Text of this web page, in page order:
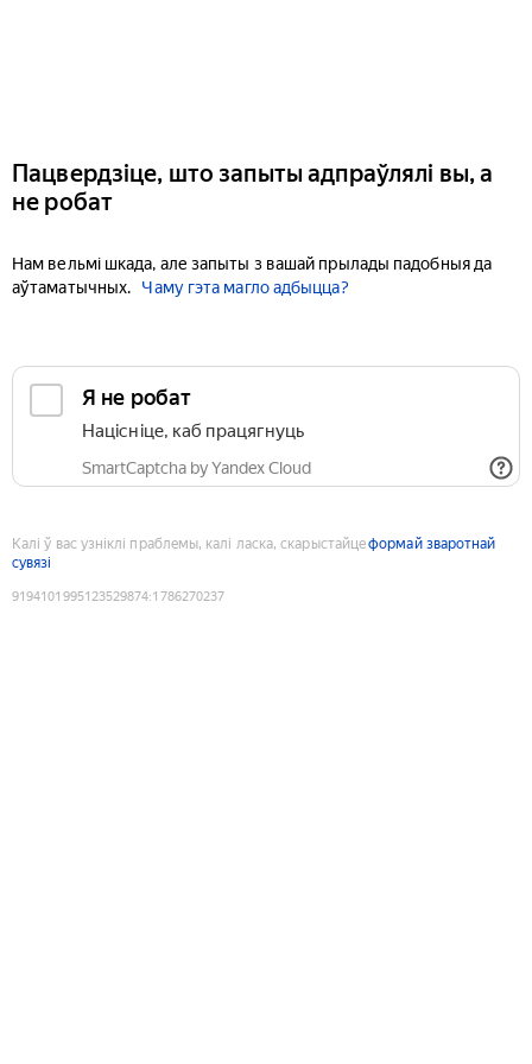
Пацвердзіце, што запыты адпраўлялі вы, а
не робат
Нам вельмі шкада, але запыты з вашай прылады падобныя да
аўтаматычных.
Чаму гэта магло адбыцца?
Я не робат
Націсніце, каб працягнуць
SmartCaptcha by Yandex Cloud
Калі ў вас узніклі праблемы, калі ласка, скарыстайцеформай зваротнай
сувязі
9194101995123529874:1786270237